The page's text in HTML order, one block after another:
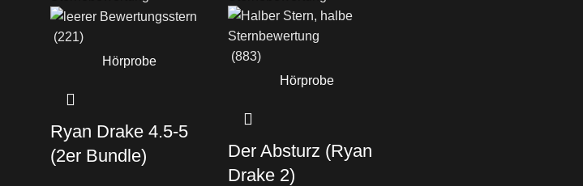
(221)
Hörprobe
Ryan Drake 4.5-5
(2er Bundle)
(883)
Hörprobe
Der Absturz (Ryan
Drake 2)